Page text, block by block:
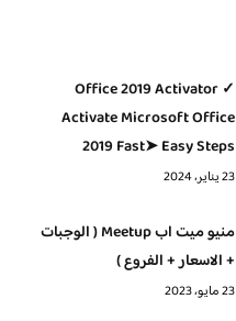
Office 2019 Activator ✓
Activate Microsoft Office
2019 Fast➤ Easy Steps
23 يناير، 2024
منيو ميت اب Meetup ( الوجبات
+ الاسعار + الفروع )
23 مايو، 2023